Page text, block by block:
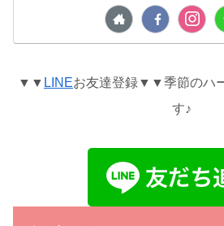
▼▼ LINEお友達登録▼▼季節のハ
す♪